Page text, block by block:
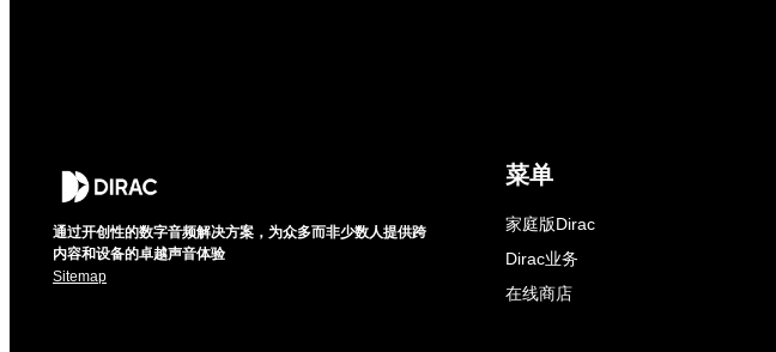
通过开创性的数字音频解决方案，为众多而非少数人提供跨
内容和设备的卓越声音体验
Sitemap
菜单
家庭版Dirac
Dirac业务
在线商店